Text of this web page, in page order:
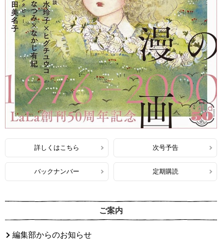
詳しくはこちら 次号予告
バックナンバー 定期購読
ご案内
編集部からのお知らせ